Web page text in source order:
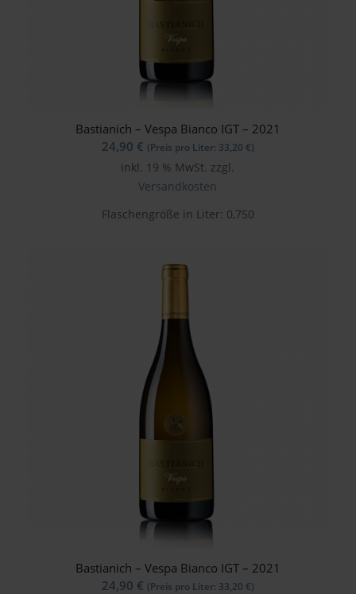
Bastianich – Vespa Bianco IGT – 2021
24,90 € (Preis pro Liter: 33,20 €)
inkl. 19 % MwSt. zzgl.
Versandkosten
Flaschengröße in Liter: 0,750
Bastianich – Vespa Bianco IGT – 2021
24,90 € (Preis pro Liter: 33,20 €)